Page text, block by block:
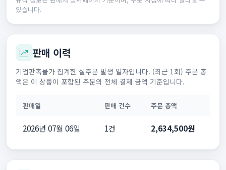
있습니다.
판매 이력
기업판촉물가 집계한 실주문 발생 일자입니다. (최근 1회) 주문 총
액은 이 상품이 포함된 주문의 전체 결제 금액 기준입니다.
판매일 판매 건수 주문 총액
2026년 07월 06일 1건 2,634,500원